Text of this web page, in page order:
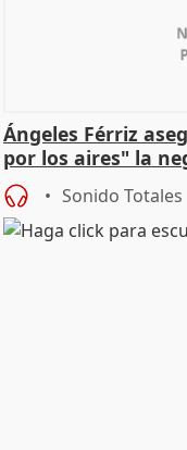
Ángeles Férriz
por los aires" la
SMA
Sonido Totales